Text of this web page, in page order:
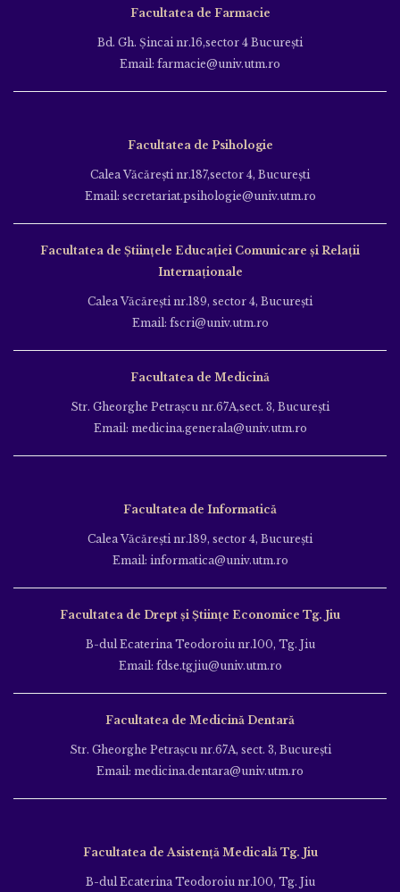
Facultatea de Farmacie
Bd. Gh. Şincai nr.16,sector 4 Bucureşti
Email: farmacie@univ.utm.ro
Facultatea de Psihologie
Calea Văcăreşti nr.187,sector 4, Bucureşti
Email: secretariat.psihologie@univ.utm.ro
Facultatea de Ştiinţele Educației Comunicare și Relații
Internaționale
Calea Văcăreşti nr.189, sector 4, Bucureşti
Email: fscri@univ.utm.ro
Facultatea de Medicină
Str. Gheorghe Petraşcu nr.67A,sect. 3, Bucureşti
Email: medicina.generala@univ.utm.ro
Facultatea de Informatică
Calea Văcăreşti nr.189, sector 4, Bucureşti
Email: informatica@univ.utm.ro
Facultatea de Drept și Științe Economice Tg. Jiu
B-dul Ecaterina Teodoroiu nr.100, Tg. Jiu
Email: fdse.tgjiu@univ.utm.ro
Facultatea de Medicină Dentară
Str. Gheorghe Petraşcu nr.67A, sect. 3, Bucureşti
Email: medicina.dentara@univ.utm.ro
Facultatea de Asistență Medicală Tg. Jiu
B-dul Ecaterina Teodoroiu nr.100, Tg. Jiu